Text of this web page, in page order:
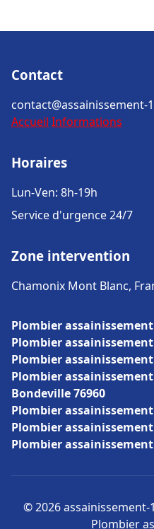
Contact
contact@assainissement-
Accueil Informations
Horaires
Lun-Ven: 8h-19h
Service d'urgence 24/7
Zone intervention
Chamonix Mont Blanc,
Plombier
Plombier
Plombier
Plombier
Bondeville 76960
Plombier
Plombier
Plombier assainissement
© 2026 assainissement-
Plombier